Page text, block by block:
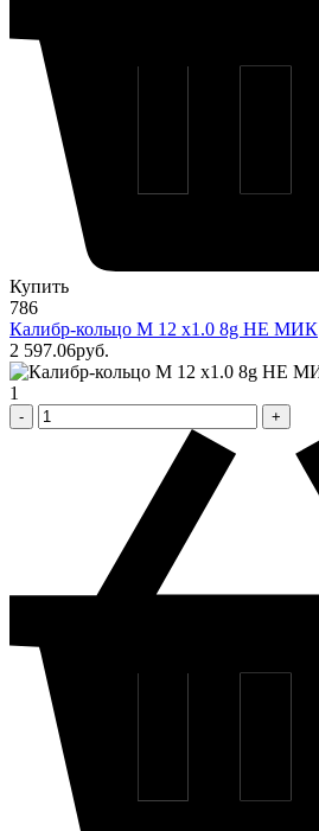
Купить
786
Калибр-кольцо М 12 х1.0 8g НЕ МИК
2 597.06pуб.
1